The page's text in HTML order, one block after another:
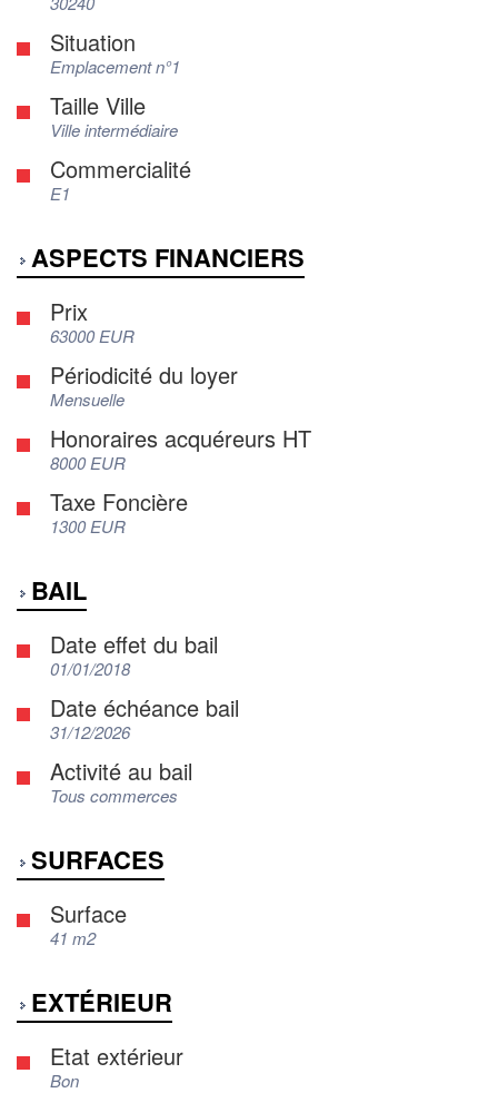
Situation
Emplacement n°1
Taille Ville
Ville intermédiaire
Commercialité
E1
ASPECTS FINANCIERS
Prix
63000 EUR
Périodicité du loyer
Mensuelle
Honoraires acquéreurs HT
8000 EUR
Taxe Foncière
1300 EUR
BAIL
Date effet du bail
01/01/2018
Date échéance bail
31/12/2026
Activité au bail
Tous commerces
SURFACES
Surface
41 m2
EXTÉRIEUR
Etat extérieur
Bon